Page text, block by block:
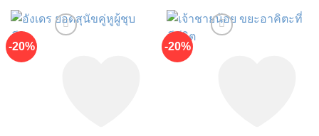
-20% -20%